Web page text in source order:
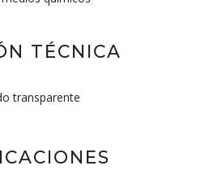
TÉCNICA
transparente